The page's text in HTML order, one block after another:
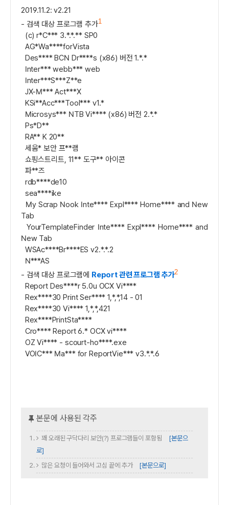
2019.11.2: v2.21
- 검색 대상 프로그램 추가1
(c) r*C*** 3.*.*.** SP0
AG*Wa****forVista
Des**** BCN Dr****s (x86) 버전 1.*.*
Inter*** webb*** web
Inter***S***Z**e
JX-M*** Act***X
KSi**Acc***Tool*** v1.*
Microsys*** NTB Vi**** (x86) 버전 2.*.*
Ps*D**
RA** K 20**
세움* 보안 프**램
쇼핑스트리트, 11** 도구** 아이콘
파**즈
rdb****de10
sea****ike
My Scrap Nook Inte**** Expl**** Home**** and New
Tab
YourTemplateFinder Inte**** Expl**** Home**** and
New Tab
WSAc****Br****ES v2.*.*.2
N***AS
- 검색 대상 프로그램에 Report 관련 프로그램 추가2
Report Des****r 5.0u OCX Vi****
Rex****30 Print Ser**** 1,*,*,14 - 01
Rex****30 Vi**** 1,*,*,421
Rex****PrintSta****
Cro**** Report 6.* OCX vi****
OZ Vi**** - scourt-ho****.exe
VOIC*** Ma*** for ReportVie*** v3.*.*.6
꽤 오래된 구닥다리 보안(?) 프로그램들이 포함됨
[본문으
로]
많은 요청이 들어와서 고심 끝에 추가
[본문으로]